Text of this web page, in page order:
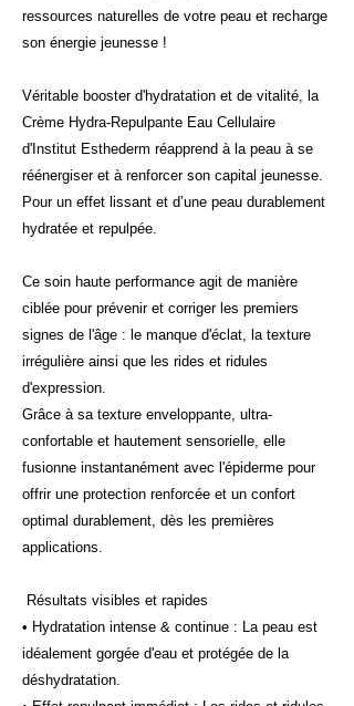
ressources naturelles de votre peau et recharge
son énergie jeunesse !
Véritable booster d'hydratation et de vitalité, la
Crème Hydra-Repulpante Eau Cellulaire
d'Institut Esthederm réapprend à la peau à se
réénergiser et à renforcer son capital jeunesse.
Pour un effet lissant et d’une peau durablement
hydratée et repulpée.
Ce soin haute performance agit de manière
ciblée pour prévenir et corriger les premiers
signes de l'âge : le manque d'éclat, la texture
irrégulière ainsi que les rides et ridules
d'expression.
Grâce à sa texture enveloppante, ultra-
confortable et hautement sensorielle, elle
fusionne instantanément avec l'épiderme pour
offrir une protection renforcée et un confort
optimal durablement, dès les premières
applications.
Résultats visibles et rapides
• Hydratation intense & continue : La peau est
idéalement gorgée d'eau et protégée de la
déshydratation.